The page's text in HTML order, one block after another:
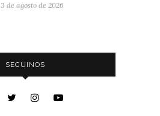
3 de agosto de 2026
SEGUINOS